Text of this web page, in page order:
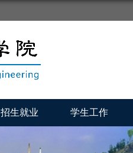
招生就业 学生工作